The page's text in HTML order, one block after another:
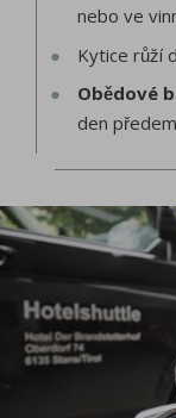
nebo ve
Kytice růží
Obědové
den předem